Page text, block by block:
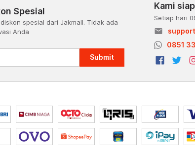
Spesial
spesial dari Jakmall. Tidak ada
Anda
Submit
Kami
Setiap hari
email
0851